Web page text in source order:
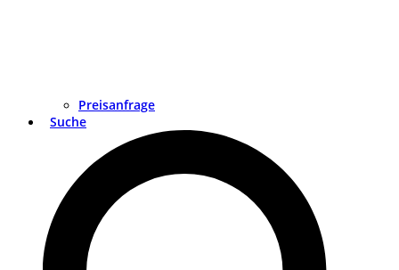
Preisanfrage
Suche